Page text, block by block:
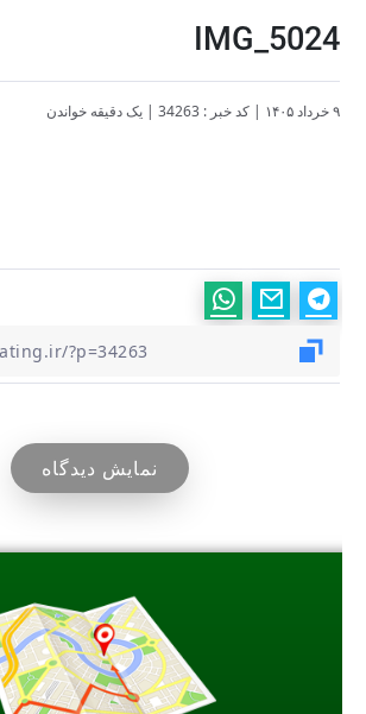
IMG_5024
|کد خبر : 34263 |یک دقیقه خواندن
نمایش دیدگاه